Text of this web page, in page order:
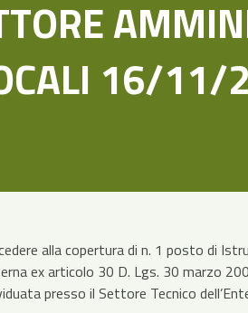
16/11/
alla copertura di n. 1 posto di
ex articolo 30 D. Lgs. 30 marzo
presso il Settore Tecnico